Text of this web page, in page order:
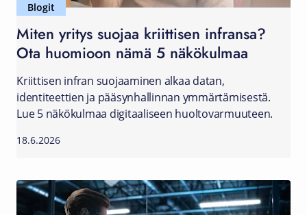
Blogit
Miten yritys suojaa kriittisen infransa?
Ota huomioon nämä 5 näkökulmaa
Kriittisen infran suojaaminen alkaa datan,
identiteettien ja pääsynhallinnan ymmärtämisestä.
Lue 5 näkökulmaa digitaaliseen huoltovarmuuteen.
18.6.2026